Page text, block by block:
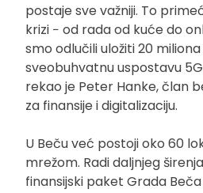
postaje sve važniji. To
krizi − od rada od kuće do
smo odlučili uložiti 20
sveobuhvatnu uspostavu
rekao je Peter Hanke, član
za finansije i digitalizaciju.
U Beču već postoji oko 60
mrežom. Radi daljnjeg
finansijski paket Grada